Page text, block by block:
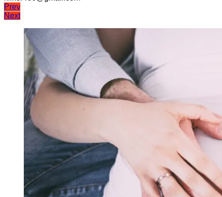
Навігація
записів
Prev
Next